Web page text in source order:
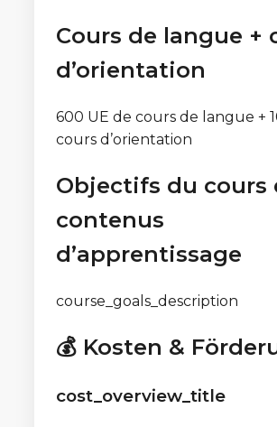
Cours de langue +
d’orientation
600 UE de cours de langue +
cours d’orientation
Objectifs du cours
contenus
d’apprentissage
course_goals_description
💰 Kosten &
cost_overview_title